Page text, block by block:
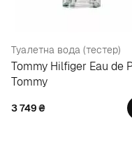
Туалетна вода (тестер)
Tommy Hilfiger Eau de
Tommy
3 749₴